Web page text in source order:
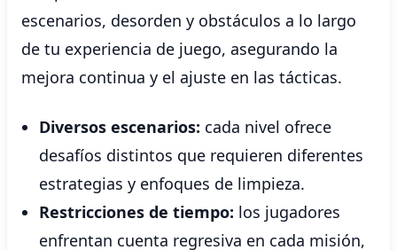
escenarios, desorden y obstáculos a lo largo
de tu experiencia de juego, asegurando la
mejora continua y el ajuste en las tácticas.
Diversos escenarios: cada nivel ofrece
desafíos distintos que requieren diferentes
estrategias y enfoques de limpieza.
Restricciones de tiempo: los jugadores
enfrentan cuenta regresiva en cada misión,